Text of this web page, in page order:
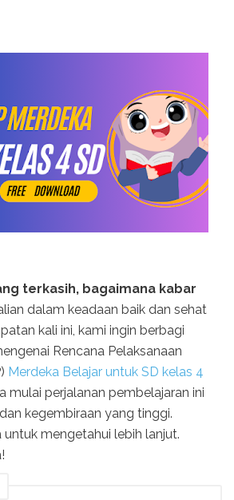
terkasih, bagaimana kabar
dalam keadaan baik dan sehat
kali ini, kami ingin berbagi
Rencana Pelaksanaan
Merdeka Belajar untuk SD kelas 4
mulai perjalanan pembelajaran ini
kegembiraan yang tinggi.
mengetahui lebih lanjut.